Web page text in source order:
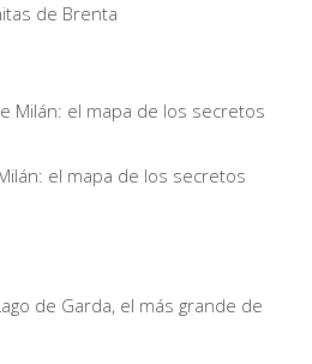
de Brenta
el mapa de los secretos